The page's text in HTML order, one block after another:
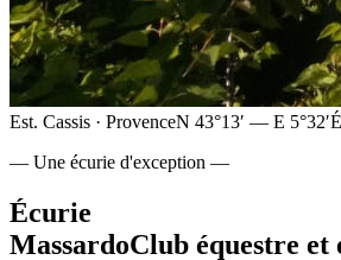
Est. Cassis · ProvenceN 43°13′ — E 5°32′
— Une écurie d'exception —
Écurie
MassardoClub équestre